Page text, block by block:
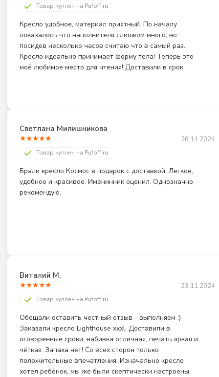
Товар куплен на Pufoff.ru
Кресло удобное, материал приятный. По началу
показалось что наполнителя слишком много, но
посидев несколько часов считаю что в самый раз.
Кресло идеально принимает форму тела! Теперь это
моё любимое место для чтения! Доставили в срок.
Светлана Милишникова
26.11.2024
★★★★★
Товар куплен на Pufoff.ru
Брали кресло Космос в подарок с доставкой. Легкое,
удобное и красивое. Именинник оценил. Однозначно
рекомендую.
Виталий М.
23.11.2024
★★★★★
Товар куплен на Pufoff.ru
Обещали оставить честный отзыв - выполняем :)
Заказали кресло Lighthouse xxxl. Доставили в
оговоренные сроки, набивка отличная, печать яркая и
чёткая. Запаха нет! Со всех сторон только
положительные впечатления. Изначально кресло
хотел ребёнок, мы же были скептически настроены.